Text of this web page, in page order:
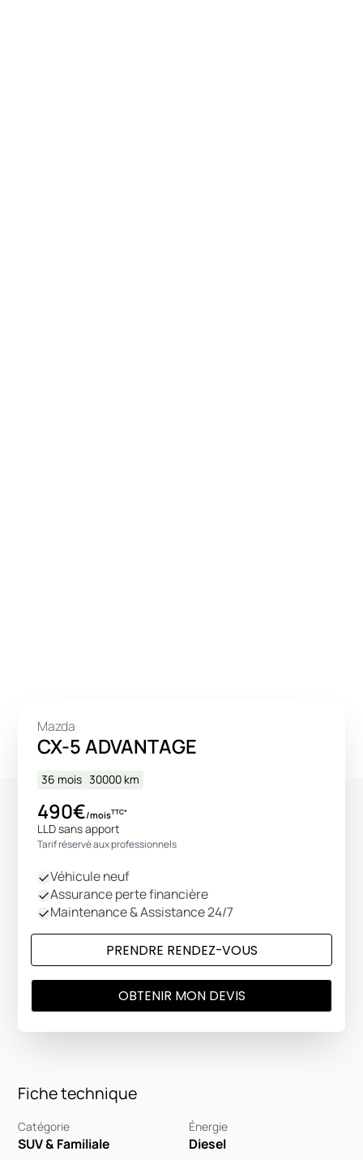
Fiche technique
Catégorie
SUV & Familiale
Énergie
Diesel
Mazda
CX-5 ADVANTAGE
36 mois 30000 km
490€/moisTTC*
LLD sans apport
Tarif réservé aux professionnels
Véhicule neuf
Assurance perte financière
Maintenance & Assistance 24/7
PRENDRE RENDEZ-VOUS
OBTENIR MON DEVIS